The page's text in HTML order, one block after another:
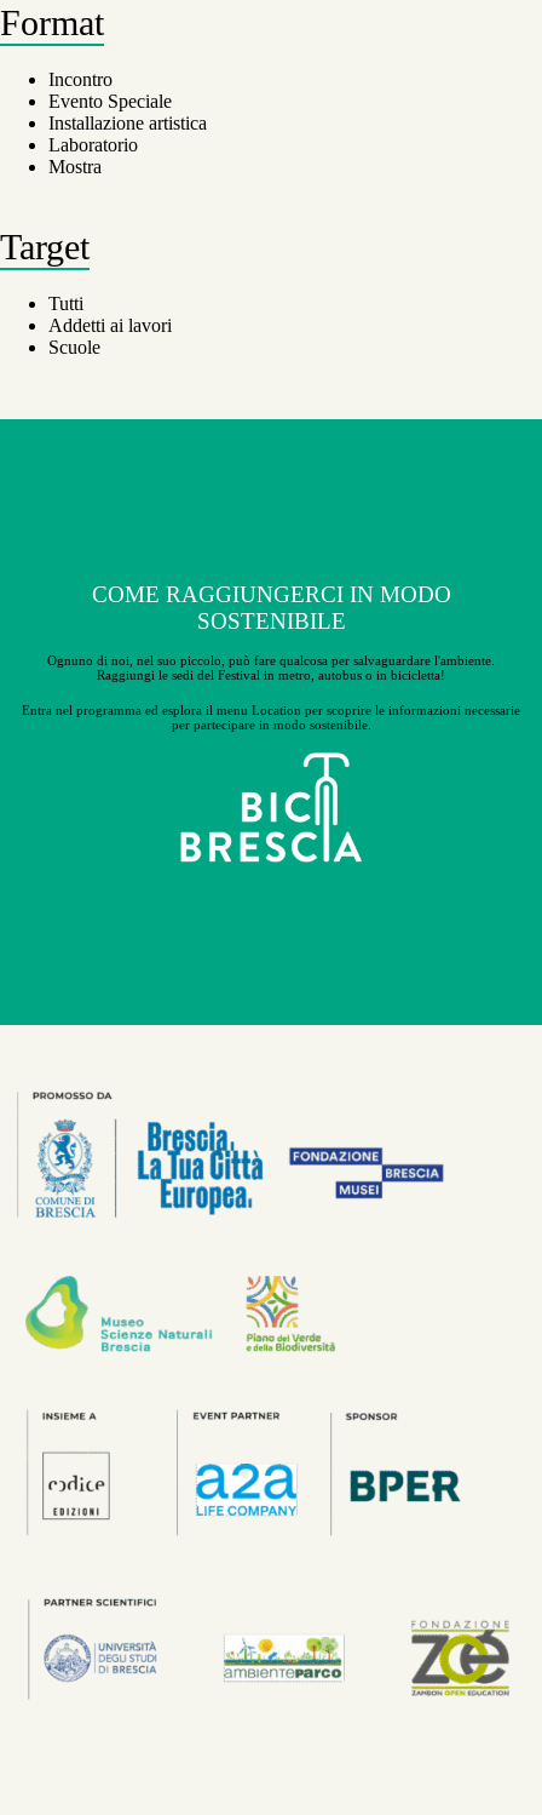
Format
Incontro
Evento Speciale
Installazione artistica
Laboratorio
Mostra
Target
Tutti
Addetti ai lavori
Scuole
COME RAGGIUNGERCI IN MODO
SOSTENIBILE
Ognuno di noi, nel suo piccolo, può fare qualcosa per salvaguardare l'ambiente.
Raggiungi le sedi del Festival in metro, autobus o in bicicletta!
Entra nel programma ed esplora il menu Location per scoprire le informazioni necessarie
per partecipare in modo sostenibile.